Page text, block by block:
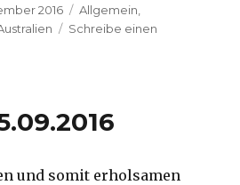
2016 Kategorien
Allgemein
Schreibe einen
und somit erholsamen